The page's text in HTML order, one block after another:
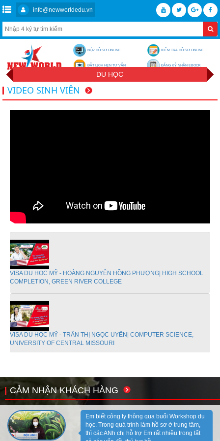
info@newworldedu.vn
NỘP HỒ SƠ ONLINE KIỂM TRA HỒ SƠ ONLINE
ĐẶT LỊCH HẸN TƯ VẤN ĐĂNG KÝ NHẬN EBOOK
DU HỌC
VIDEO SINH VIÊN
VISA DU HỌC MỸ - HOÀNG NGUYỄN HỒNG PHƯỢNG| HIGH SCHOOL
COMPLETION, GREEN RIVER COLLEGE
VISA DU HỌC MỸ - TRẦN THỊ NGỌC UYÊN| COMPUTER SCIENCE,
UNIVERSITY OF CENTRAL MISSOURI
VISA DU HỌC MỸ - PHẠM KỲ THẢO NGUYÊN| BUSINESS ANALYTICS,
CARROLL UNIVERSITY
CẢM NHẬN KHÁCH HÀNG
Em biết công ty thông qua buổi Workshop du
học. Trong quá trình làm hồ sơ ở trung tâm,
thì các ANh chị hỗ trợ Em rất nhiều trong tất